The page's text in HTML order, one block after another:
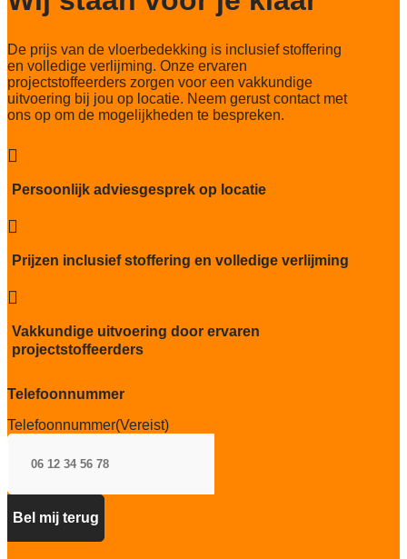
5-6/8
Slijtvastheid NF EN 1307
klasse 33 LC 1+ Rolstoel A
Thermische weerstand
0,15 m²C° / W
Brandwerend
A7BE310F
Project gebruik
De prijs van de vloerbedekking is inclusief stoffering
en volledige verlijming. Onze ervaren
projectstoffeerders zorgen voor een vakkundige
uitvoering bij jou op locatie. Neem gerust contact met
ons op om de mogelijkheden te bespreken.

Persoonlijk adviesgesprek op locatie

Prijzen inclusief stoffering en volledige verlijming

Vakkundige uitvoering door ervaren
projectstoffeerders
Telefoonnummer
Telefoonnummer(Vereist)